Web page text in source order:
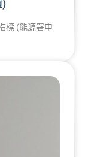
)
標 (能源署申